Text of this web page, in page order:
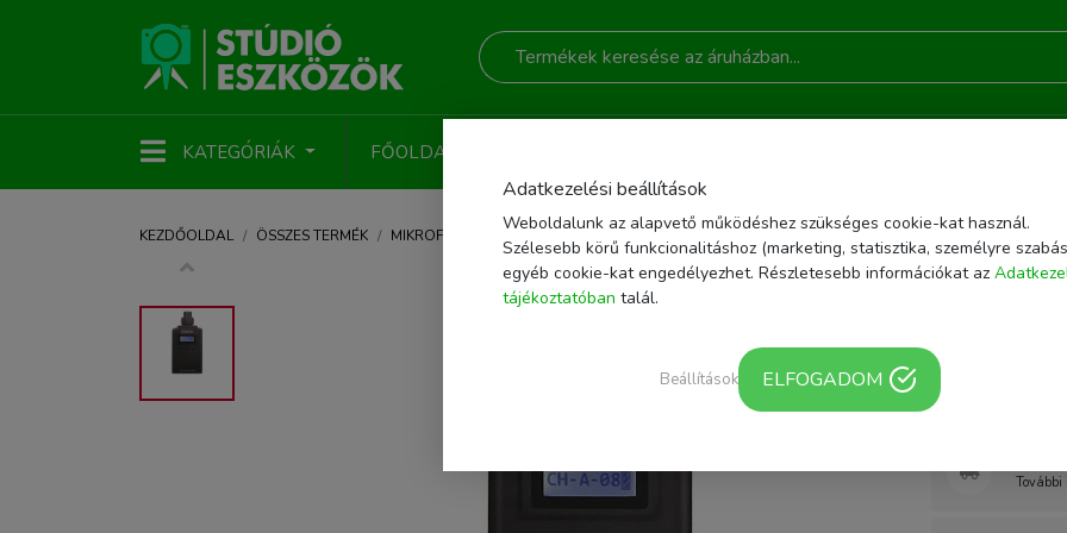
KATEGÓRIÁK FŐOLDAL
KEZDŐOLDAL ÖSSZES TERMÉK MIKROFON MIKROFON KIEGÉSZÍTŐK BOYA BY-WXLR8 PRO XLR VEZETÉK NÉLKÜLI ADÓ
Cikkszám: BY-
Boya
nélküli
További
Adatkezelési beállítások
Weboldalunk az alapvető működéshez szükséges cookie-kat használ.
Szélesebb körű funkcionalitáshoz (marketing, statisztika, személyre
egyéb cookie-kat engedélyezhet. Részletesebb információkat az
tájékoztatóban talál.
Beállítások ELFOGADOM